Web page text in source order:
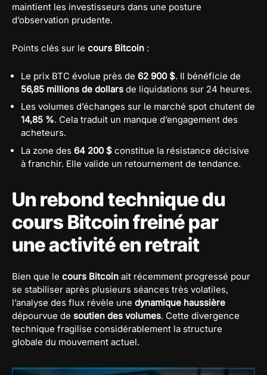
maintient les investisseurs dans une posture
d’observation prudente.
Points clés sur le cours Bitcoin :
Le prix BTC évolue près de 62 900 $. Il bénéficie de
56,85 millions de dollars de liquidations sur 24 heures.
Les volumes d’échanges sur le marché spot chutent de
14,85 %. Cela traduit un manque d’engagement des
acheteurs.
La zone des 64 200 $ constitue la résistance décisive
à franchir. Elle valide un retournement de tendance.
Un rebond technique du
cours Bitcoin freiné par
une activité en retrait
Bien que le cours Bitcoin ait récemment progressé pour
se stabiliser après plusieurs séances très volatiles,
l’analyse des flux révèle une dynamique haussière
dépourvue de soutien des volumes. Cette divergence
technique fragilise considérablement la structure
globale du mouvement actuel.